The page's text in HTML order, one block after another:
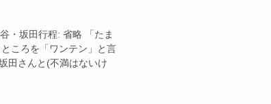
・坂田行程: 省略 「たま
ころを「ワンテン」と言
田さんと(不満はないけ